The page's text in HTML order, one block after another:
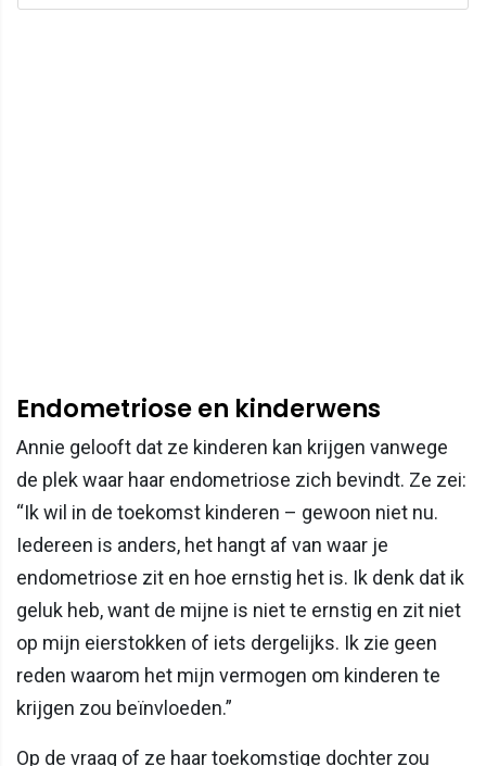
Endometriose en kinderwens
Annie gelooft dat ze kinderen kan krijgen vanwege
de plek waar haar endometriose zich bevindt. Ze zei:
“Ik wil in de toekomst kinderen – gewoon niet nu.
Iedereen is anders, het hangt af van waar je
endometriose zit en hoe ernstig het is. Ik denk dat ik
geluk heb, want de mijne is niet te ernstig en zit niet
op mijn eierstokken of iets dergelijks. Ik zie geen
reden waarom het mijn vermogen om kinderen te
krijgen zou beïnvloeden.”
Op de vraag of ze haar toekomstige dochter zou